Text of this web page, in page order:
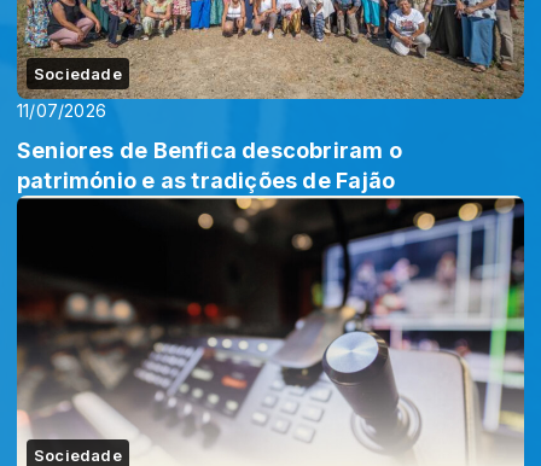
Sociedade
11/07/2026
Seniores de Benfica descobriram o
património e as tradições de Fajão
Sociedade